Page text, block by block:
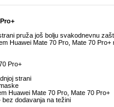
pruža još bolju svakodnevnu
Huawei Mate 70 Pro, Mate 70 Pro+
Pro+
strani
Huawei Mate 70 Pro, Mate 70 Pro+
dodavanja na težini